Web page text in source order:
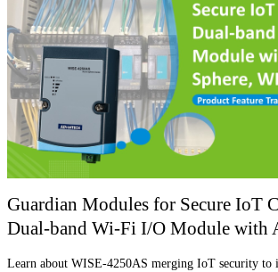
Guardian Modules for Secure IoT
Dual-band Wi-Fi I/O Module with
Learn about WISE-4250AS merging IoT security